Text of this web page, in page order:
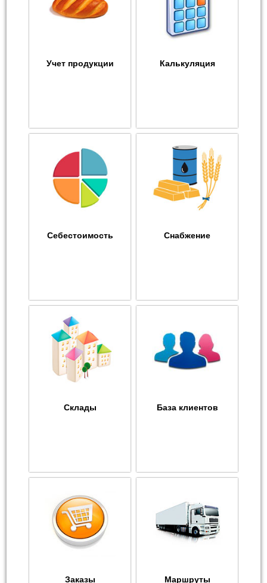
Учет продукции Калькуляция
Себестоимость Снабжение
Склады База клиентов
Заказы Маршруты